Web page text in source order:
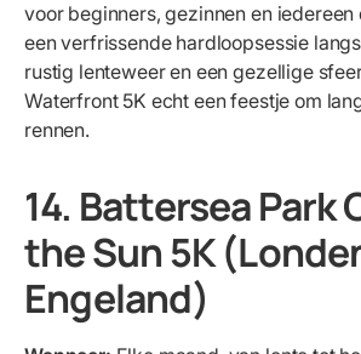
voor beginners, gezinnen en iedereen
een verfrissende hardloopsessie
rustig lenteweer en een gezellige
Waterfront 5K echt een feestje om
rennen.
14. Battersea Park
the Sun 5K
Engeland)